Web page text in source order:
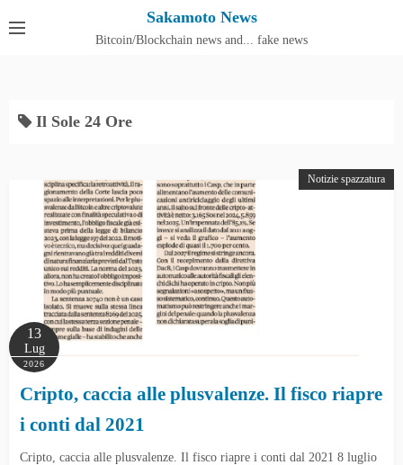
Sakamoto News
Bitcoin/Blockchain news and... fake news
Il Sole 24 Ore
Notizie spazzatura
13
Lug
2026
Cripto, caccia alle plusvalenze. Il fisco riapre
i conti dal 2021
Cripto, caccia alle plusvalenze. Il fisco riapre i conti dal 2021 8 luglio